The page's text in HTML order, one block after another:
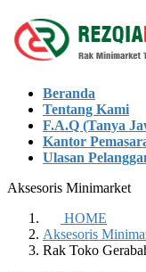
Skip
to
the
Skip
to
the
Beranda
Tentang Kami
F.A.Q (Tanya
Kantor
Ulasan
Aksesoris Minimarket
HOME
Aksesoris
Rak Toko